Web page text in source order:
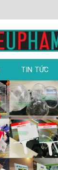
TIN TỨC